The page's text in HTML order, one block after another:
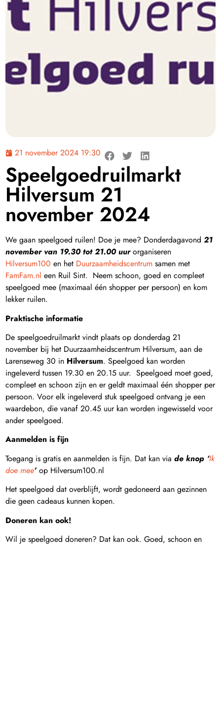
21 november 2024 19:30
Speelgoedruilmarkt
Hilversum 21
november 2024
We gaan speelgoed ruilen! Doe je mee? Donderdagavond21
november van 19.30 tot 21.00 uurorganiseren
Hilversum100 en het Duurzaamheidscentrum samen met
FamFam.nl een Ruil Sint. Neem schoon, goed en compleet
speelgoed mee (maximaal één shopper per persoon) en kom
lekker ruilen.
Praktische informatie
De speelgoedruilmarkt vindt plaats op donderdag 21
november bij het Duurzaamheidscentrum Hilversum, aan de
Larenseweg 30 in Hilversum. Speelgoed kan worden
ingeleverd tussen 19.30 en 20.15 uur. Speelgoed moet goed,
compleet en schoon zijn en er geldt maximaal één shopper per
persoon. Voor elk ingeleverd stuk speelgoed ontvang je een
waardebon, die vanaf 20.45 uur kan worden ingewisseld voor
ander speelgoed.
Aanmelden is fijn
Toegang is gratis en aanmelden is fijn. Dat kan viade knop ‘Ik
doe mee’op Hilversum100.nl
Het speelgoed dat overblijft, wordt gedoneerd aan gezinnen
die geen cadeaus kunnen kopen.
Doneren kan ook!
Wil je speelgoed doneren? Dat kan ook. Goed, schoon en